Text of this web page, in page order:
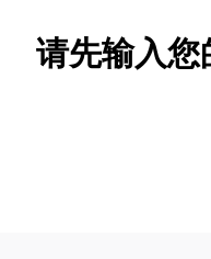
请先输入您